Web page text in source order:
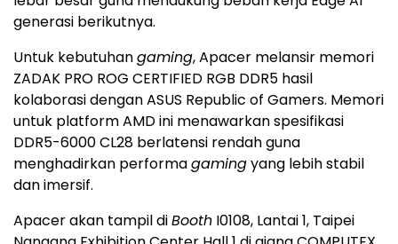
generasi berikutnya.
Untuk kebutuhangaming, Apacer melansir memori
ZADAK PRO ROG CERTIFIED RGB DDR5 hasil
kolaborasi dengan ASUS Republic of Gamers. Memori
untuk platform AMD ini menawarkan spesifikasi
DDR5-6000 CL28 berlatensi rendah guna
menghadirkan performagamingyang lebih stabil
dan imersif.
Apacer akan tampil diBooth I0108, Lantai 1, Taipei